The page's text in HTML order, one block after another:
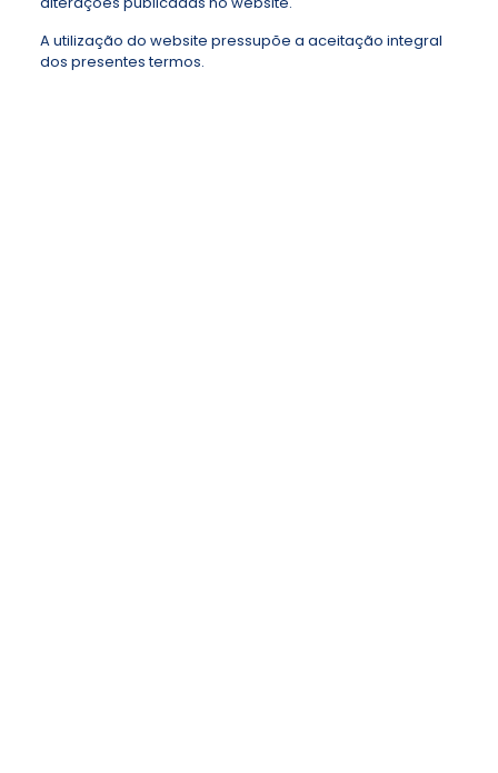
A utilização do website pressupõe a aceitação integral
dos presentes termos.